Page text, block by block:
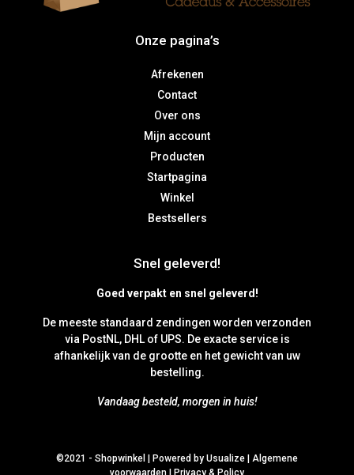
Onze pagina’s
Afrekenen
Contact
Over ons
Mijn account
Producten
Startpagina
Winkel
Bestsellers
Snel geleverd!
Goed verpakt en snel geleverd!
De meeste standaard zendingen worden verzonden
via PostNL, DHL of UPS. De exacte service is
afhankelijk van de grootte en het gewicht van uw
bestelling.
Vandaag besteld, morgen in huis!
©2021 - Shopwinkel | Powered by Usualize | Algemene
voorwaarden | Privacy & Policy